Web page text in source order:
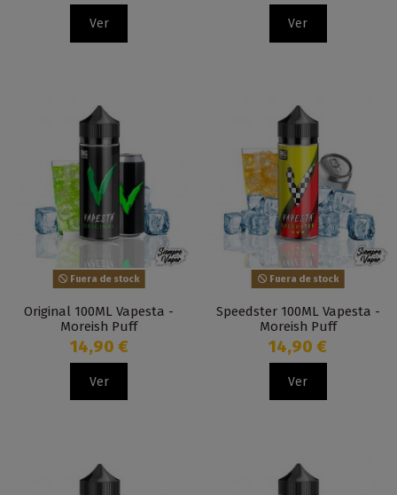
Ver Ver
Fuera de stock
Original 100ML Vapesta -
Moreish Puff
14,90 €
Ver
Fuera de stock
Speedster 100ML Vapesta -
Moreish Puff
14,90 €
Ver